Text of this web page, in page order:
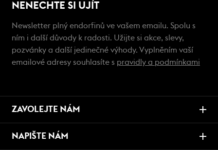
NENECHTE SI UJÍT
Newsletter plný endorfinů ve vašem emailu. Spolu s
ním i další důvody k radosti. Užijte si akce, slevy,
pozvánky a další jedinečné výhody. Vyplněním vaší
emailové adresy souhlasíte s pravidly a podmínkami
ZAVOLEJTE NÁM
NAPIŠTE NÁM